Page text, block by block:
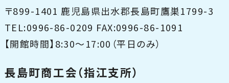
〒899-1401 鹿児島県出水郡長島町鷹巣1799-3
TEL:0996-86-0209 FAX:0996-86-1091
【開館時間】8:30〜17:00（平日のみ）
長島町商工会（指江支所）